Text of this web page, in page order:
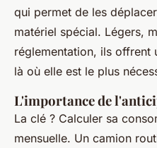
qui permet de les déplacer
matériel spécial. Légers,
réglementation, ils offrent
là où elle est le plus
L'importance de
La clé ? Calculer sa
mensuelle. Un camion